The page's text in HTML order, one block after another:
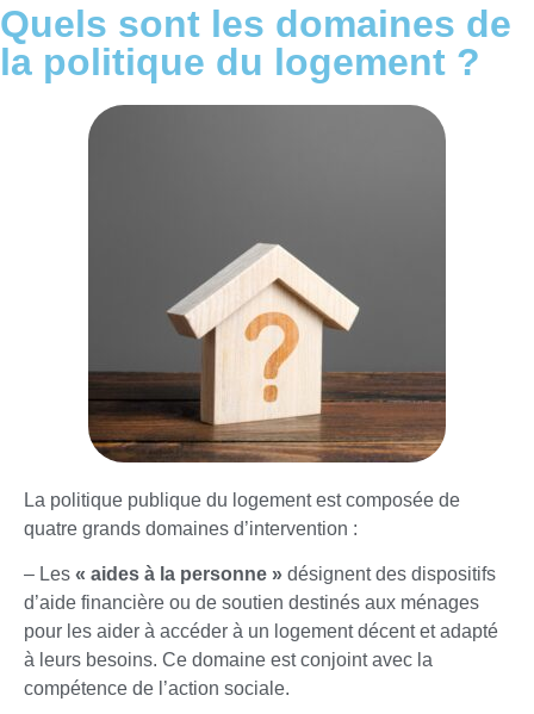
Quels sont les domaines de
la politique du logement ?
La politique publique du logement est composée de
quatre grands domaines d’intervention :
– Les « aides à la personne » désignent des dispositifs
d’aide financière ou de soutien destinés aux ménages
pour les aider à accéder à un logement décent et adapté
à leurs besoins. Ce domaine est conjoint avec la
compétence de l’action sociale.